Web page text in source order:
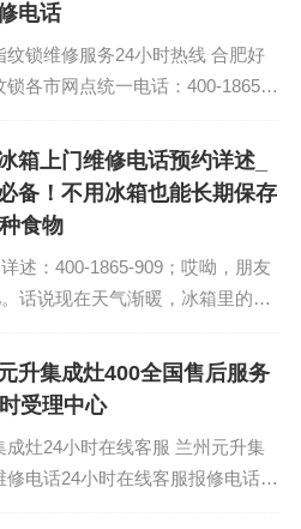
电话
纹锁维修服务24小时热线 合肥好
锁各市网点统一电话：400-1865-
箱上门维修电话预约详述_
备！不用冰箱也能长期保存
食物
述：400-1865-909；哎呦，朋友
话说现在天气渐暖，冰箱里的食
...
升集成灶400全国售后服务
受理中心
成灶24小时在线客服 兰州元升集
修电话24小时在线客服报修电话预